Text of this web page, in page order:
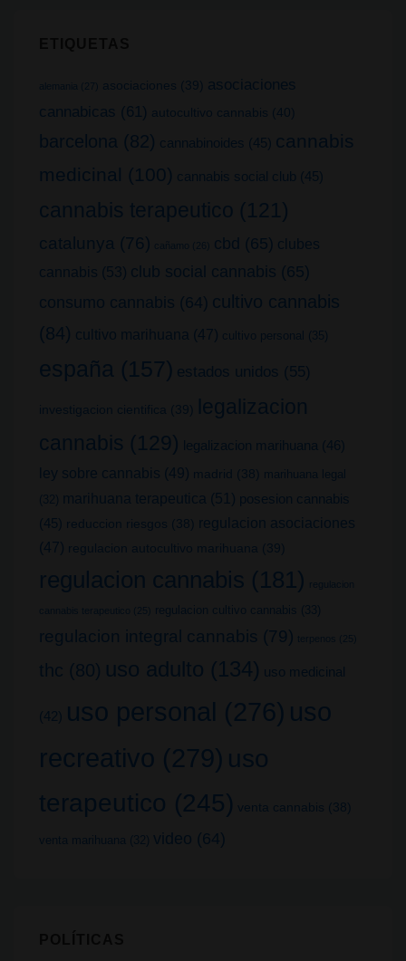
alemania (27) asociaciones (39)
asociaciones
cannabicas (61) autocultivo cannabis (40)
barcelona (82) cannabinoides (45) cannabis
medicinal (100) cannabis social club (45)
cannabis terapeutico (121)
catalunya (76) cañamo (26) cbd (65) clubes
cannabis (53) club social cannabis (65)
consumo cannabis (64) cultivo cannabis
(84) cultivo marihuana (47) cultivo personal (35)
españa (157) estados unidos (55)
investigacion cientifica (39)
legalizacion
cannabis (129) legalizacion marihuana (46)
ley sobre cannabis (49) madrid (38)
marihuana legal
(32)
marihuana terapeutica (51) posesion cannabis
(45) reduccion riesgos (38)
regulacion asociaciones
(47) regulacion autocultivo marihuana (39)
regulacion cannabis (181) regulacion
cannabis terapeutico (25) regulacion cultivo cannabis (33)
regulacion integral cannabis (79) terpenos (25)
thc (80) uso adulto (134) uso medicinal
(42) uso personal (276) uso
recreativo (279) uso
terapeutico (245) venta cannabis (38)
venta marihuana (32) video (64)